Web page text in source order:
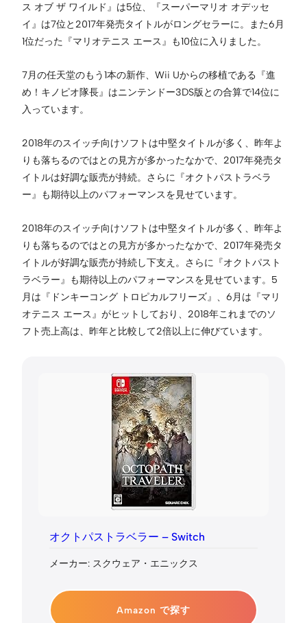
ス オブ ザ ワイルド』は5位、『スーパーマリオ オデッセ
イ』は7位と2017年発売タイトルがロングセラーに。また6月
1位だった『マリオテニス エース』も10位に入りました。
7月の任天堂のもう1本の新作、Wii Uからの移植である『進
め！キノピオ隊長』はニンテンドー3DS版との合算で14位に
入っています。
2018年のスイッチ向けソフトは中堅タイトルが多く、昨年よ
りも落ちるのではとの見方が多かったなかで、2017年発売タ
イトルは好調な販売が持続。さらに『オクトパストラベラ
ー』も期待以上のパフォーマンスを見せています。
2018年のスイッチ向けソフトは中堅タイトルが多く、昨年よ
りも落ちるのではとの見方が多かったなかで、2017年発売タ
イトルが好調な販売が持続し下支え。さらに『オクトパスト
ラベラー』も期待以上のパフォーマンスを見せています。5
月は『ドンキーコング トロピカルフリーズ』、6月は『マリ
オテニス エース』がヒットしており、2018年これまでのソ
フト売上高は、昨年と比較して2倍以上に伸びています。
オクトパストラベラー – Switch
メーカー: スクウェア・エニックス
Amazon で探す